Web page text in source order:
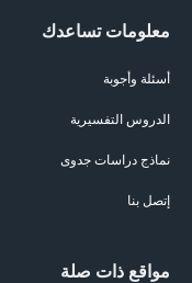
معلومات تساعدك
أسئلة وأجوبة
الدروس التفسيرية
نماذج دراسات جدوى
إتصل بنا
مواقع ذات صلة